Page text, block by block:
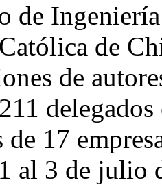
de
de
de
de 17
al 3 de julio